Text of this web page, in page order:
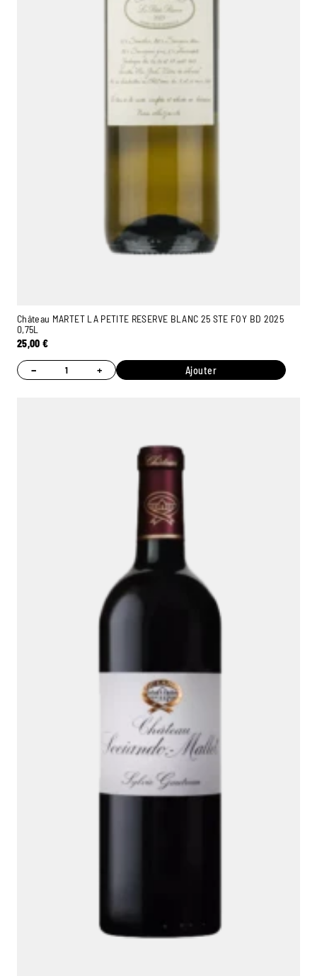
Château MARTET LA PETITE RESERVE BLANC 25 STE FOY BD 2025
0,75L
25,00€
− + Ajouter